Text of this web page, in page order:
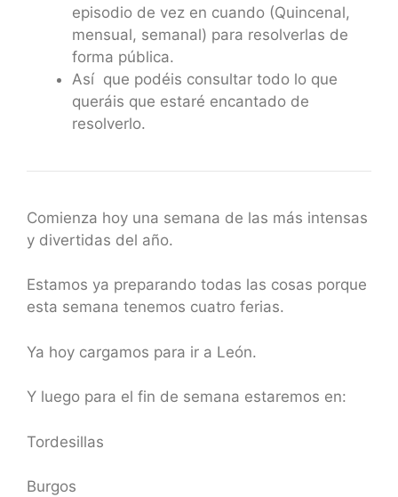
episodio de vez en cuando (Quincenal,
mensual, semanal) para resolverlas de
forma pública.
Así que podéis consultar todo lo que
queráis que estaré encantado de
resolverlo.
Comienza hoy una semana de las más intensas
y divertidas del año.
Estamos ya preparando todas las cosas porque
esta semana tenemos cuatro ferias.
Ya hoy cargamos para ir a León.
Y luego para el fin de semana estaremos en:
Tordesillas
Burgos